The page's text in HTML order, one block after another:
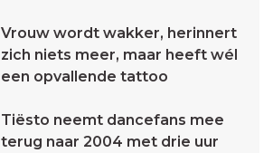
Vrouw wordt wakker, herinnert
zich niets meer, maar heeft wél
een opvallende tattoo
Tiësto neemt dancefans mee
terug naar 2004 met drie uur